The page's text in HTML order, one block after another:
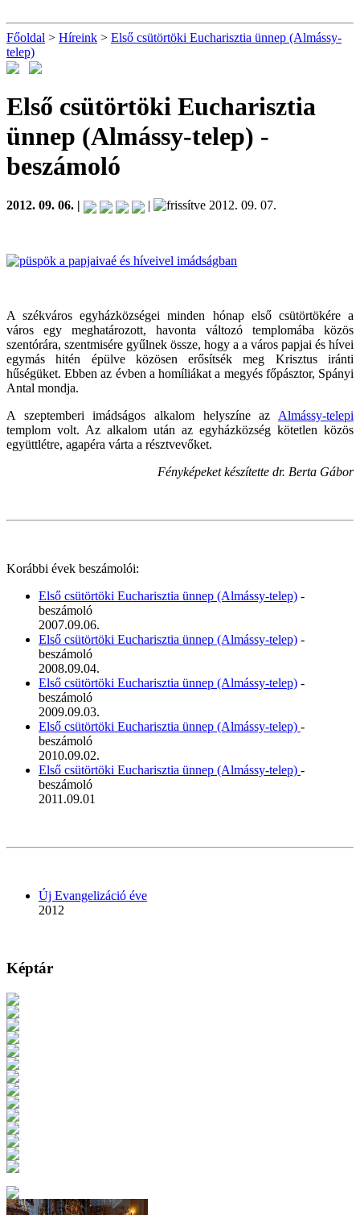
Főoldal > Híreink > Első csütörtöki Eucharisztia ünnep (Almássy-
telep)
Első csütörtöki Eucharisztia
ünnep (Almássy-telep) -
beszámoló
2012. 09. 06. | | 2012. 09. 07.
A székváros egyházközségei minden hónap első csütörtökére a
város egy meghatározott, havonta változó templomába közös
szentórára, szentmisére gyűlnek össze, hogy a a város papjai és hívei
egymás hitén épülve közösen erősítsék meg Krisztus iránti
hűségüket. Ebben az évben a homíliákat a megyés főpásztor, Spányi
Antal mondja.
A szeptemberi imádságos alkalom helyszíne az Almássy-telepi
templom volt. Az alkalom után az egyházközség kötetlen közös
együttlétre, agapéra várta a résztvevőket.
Fényképeket készítette dr. Berta Gábor
Korábbi évek beszámolói:
Első csütörtöki Eucharisztia ünnep (Almássy-telep) -
beszámoló
2007.09.06.
Első csütörtöki Eucharisztia ünnep (Almássy-telep) -
beszámoló
2008.09.04.
Első csütörtöki Eucharisztia ünnep (Almássy-telep) -
beszámoló
2009.09.03.
Első csütörtöki Eucharisztia ünnep (Almássy-telep) -
beszámoló
2010.09.02.
Első csütörtöki Eucharisztia ünnep (Almássy-telep) -
beszámoló
2011.09.01
Új Evangelizáció éve
2012
Képtár